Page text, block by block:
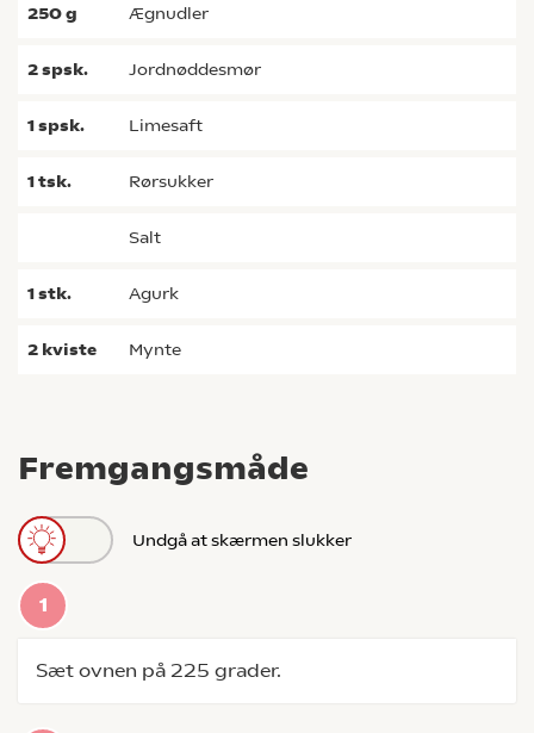
Fremgangsmåde
Undgå at skærmen slukker
Sæt ovnen på 225 grader.
250g ægnudler
2spsk. jordnøddesmør
1spsk. limesaft
1tsk. rørsukker
salt
1stk. agurk
2 kviste mynte